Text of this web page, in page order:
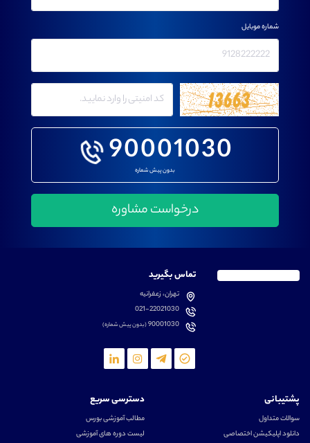
90001030
بدون پیش شماره
شماره موبایل
تماس بگیرید
تهران، زعفرانیه
021-22021030
90001030(بدون پیش شماره)
پشتیبانی
سوالات متداول
دانلود اپلیکیشن اختصاصی
دسترسی سریع
مطالب آموزشی بورس
لیست دوره های آموزشی